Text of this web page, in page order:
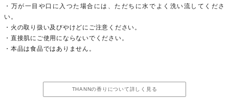
・万が一目や口に入つた場合には、ただちに水でよく洗い流してくださ
い。
・火の取り扱い及びやけどにご注意ください。
・直接肌にご使用にならないでください。
・本品は食品ではありません。
THANNの香りについて詳しく見る